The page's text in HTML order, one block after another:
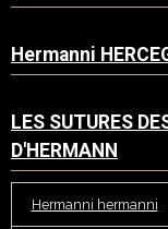
Hermanni
LES SUTURES
D'HERMANN
Hermanni hermanni